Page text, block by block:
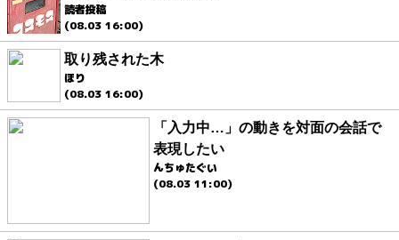
読者投稿
(08.03 16:00)
取り残された木
ほり
(08.03 16:00)
「入力中…」の動きを対面の会話で
表現したい
んちゅたぐい
(08.03 11:00)